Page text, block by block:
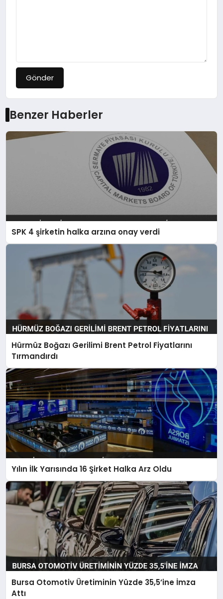
Gönder
Benzer Haberler
SPK 4 şirketin halka arzına onay verdi
Hürmüz Boğazı Gerilimi Brent Petrol Fiyatlarını
Tırmandırdı
Yılın İlk Yarısında 16 Şirket Halka Arz Oldu
Bursa Otomotiv Üretiminin Yüzde 35,5’ine İmza
Attı